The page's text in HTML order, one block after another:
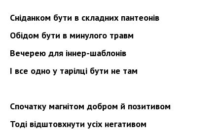
Сніданком бути в складних пантеонів
Обідом бути в минулого травм
Вечерею для іннер-шаблонів
І все одно у тарілці бути не там
Спочатку магнітом добром й позитивом
Тоді відштовхнути усіх негативом